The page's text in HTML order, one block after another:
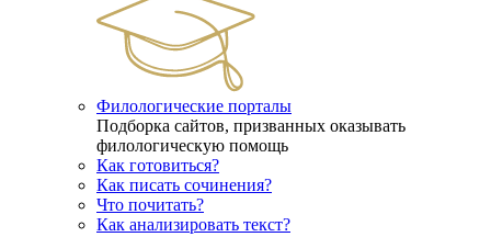
Филологические порталы
Подборка сайтов, призванных оказывать
филологическую помощь
Как готовиться?
Как писать сочинения?
Что почитать?
Как анализировать текст?